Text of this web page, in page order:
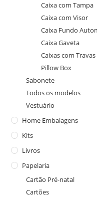
Caixa com Tampa
Caixa com Visor
Caixa Fundo
Caixa Gaveta
Caixas com
Pillow Box
Sabonete
Todos os modelos
Vestuário
Home Embalagens
Kits
Livros
Papelaria
Cartão Pré-natal
Cartões